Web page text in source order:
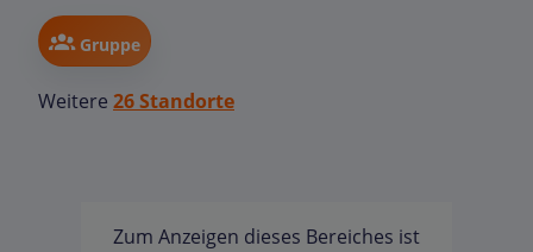
Gruppe
Weitere 26 Standorte
Zum Anzeigen dieses Bereiches ist